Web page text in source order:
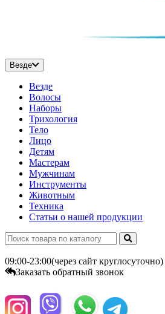
Везде
Везде
Волосы
Наборы
Трихология
Тело
Лицо
Детям
Мастерам
Мужчинам
Инструменты
Животным
Техника
Статьи о нашей продукции
09:00-23:00(через сайт круглосуточно)
Заказать обратный звонок